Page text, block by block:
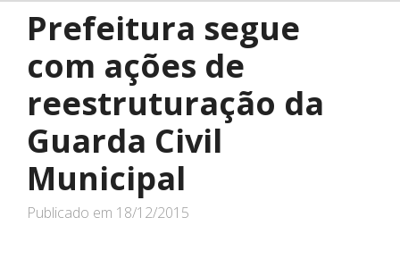
Prefeitura segue
com ações de
reestruturação da
Guarda Civil
Municipal
Publicado em 18/12/2015